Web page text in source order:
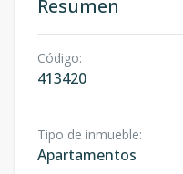
Resumen
Código:
413420
Tipo de inmueble:
Apartamentos